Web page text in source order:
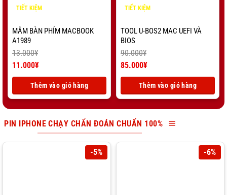
TIẾT KIỆM
MÂM BÀN PHÍM MACBOOK
A1989
13.000¥
Giá
13.000¥.
11.000¥
tại
là:
11.000¥.
Thêm vào giỏ hàng
TIẾT KIỆM
TOOL U-BOS2 MAC UEFI VÀ
BIOS
90.000¥
Giá
90.000¥.
85.000¥
tại
là:
85.000¥.
Thêm vào giỏ hàng
PIN IPHONE CHẠY CHẨN ĐOÁN CHUẨN 100%
-5% -6%